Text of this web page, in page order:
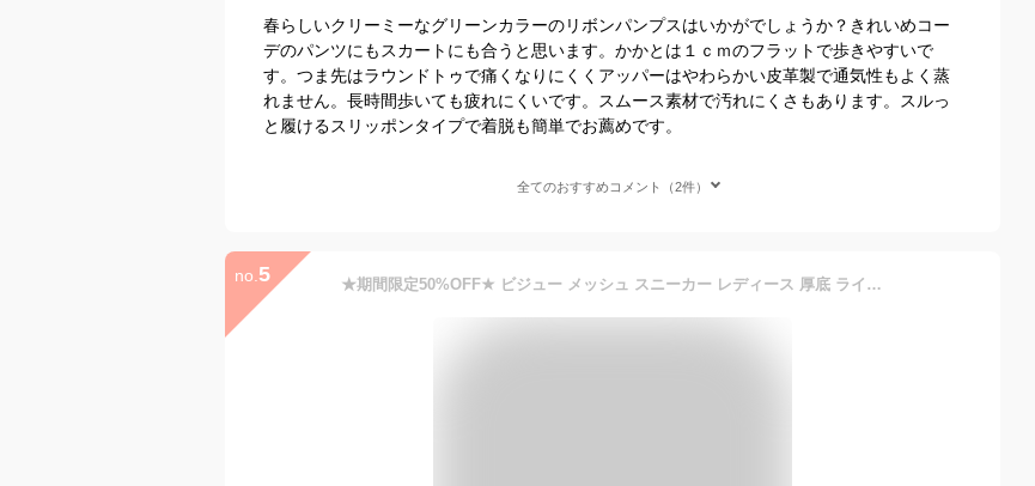
春らしいクリーミーなグリーンカラーのリボンパンプスはいかがでしょうか？きれいめコー
デのパンツにもスカートにも合うと思います。かかとは１ｃｍのフラットで歩きやすいで
す。つま先はラウンドトゥで痛くなりにくくアッパーはやわらかい皮革製で通気性もよく蒸
れません。長時間歩いても疲れにくいです。スムース素材で汚れにくさもあります。スルっ
と履けるスリッポンタイプで着脱も簡単でお薦めです。
全てのおすすめコメント（2件）
no. 5 ★期間限定50%OFF★ ビジュー メッシュ スニーカー レディース 厚底 ラインストーン バックル キラキラ おしゃれ 軽量 スポーツ 黒 シューズ レディース 韓国 靴 30代 40代 かわいい 白 滑り止 外反母趾 シューズ 人気